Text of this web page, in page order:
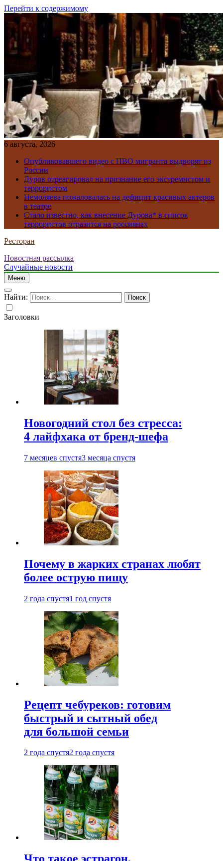
Перейти к содержимому
6 августа, 2026
Опубликовавшего видео с ПВО мигранта выдворят из
России
Дуров отреагировал на признание его экстремистом и
террористом
Немоляева пожаловалась на дефицит красивых актеров
в театре
Стало известно, как внесение Дурова* в список
террористов отразится на россиянах
Ресторан
Новостная рассылка
Случайные новости
Меню
Найти:
Заголовки
Новогодний стол без стресса:
4 лайфхака от бренд-шефа
7 месяцев спустя3 месяца спустя
Почему в жарких странах любят
более острую пищу
2 года спустя1 год спустя
Рецепт чебуреков: готовим
быстрый и сытный обед
для большой семьи
2 года спустя2 года спустя